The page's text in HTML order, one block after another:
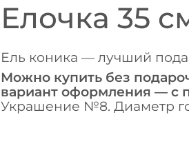
Елочка 35
Ель коника — лучший
Можно купить без
вариант оформления — с
Украшение №8. Диаметр